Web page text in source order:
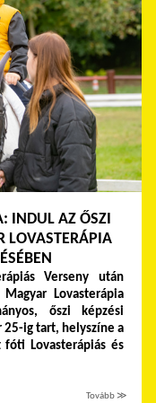
INDUL AZ ŐSZI
LOVASTERÁPIA
Verseny után
Lovasterápia
őszi képzési
ig tart, helyszíne a
fóti Lovasterápiás és
Tovább ≫